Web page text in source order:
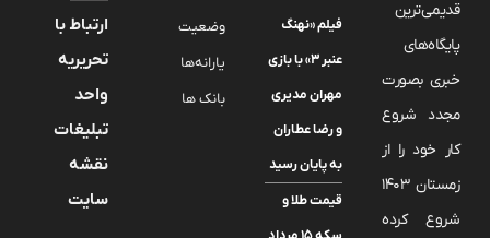
قدیمی‌ترین
پایگاه‌های
خبری بصورت
مجدد شروع
کار خود را از
زمستان 1403
شروع کرده
فیلم «نهنگ
عنبر ۳» با بازی
مهران مدیری
و رضا عطاران
به پایان رسید
قیمت طلا و
وضعیت
یارانه‌ها
بانک ها
ارتباط با
تحریریه
واحد
تبلیغات
نقشه
سایت